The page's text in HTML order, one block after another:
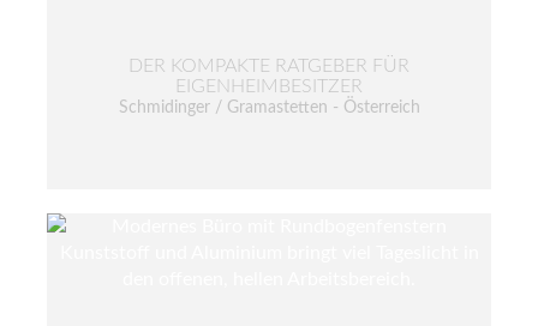
DER KOMPAKTE RATGEBER FÜR
EIGENHEIMBESITZER
Schmidinger / Gramastetten - Österreich